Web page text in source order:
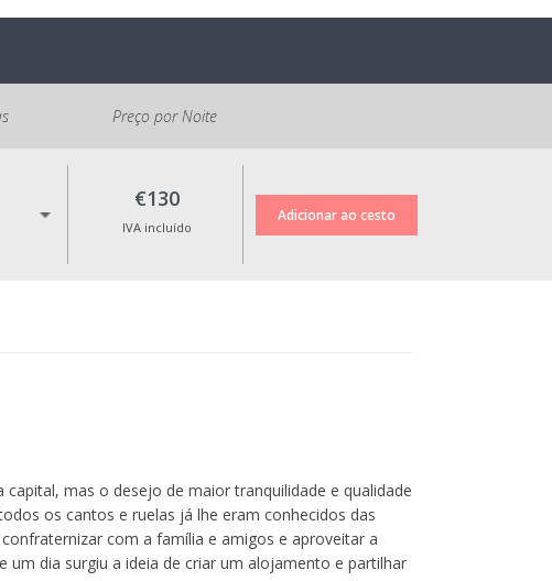
Preço por Noite
€130
IVA incluído
mas o desejo de maior tranquilidade e qualidade
os cantos e ruelas já lhe eram conhecidos das
com a família e amigos e aproveitar a
um dia surgiu a ideia de criar um alojamento e partilhar